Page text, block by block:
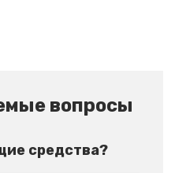
вопросы
средства?